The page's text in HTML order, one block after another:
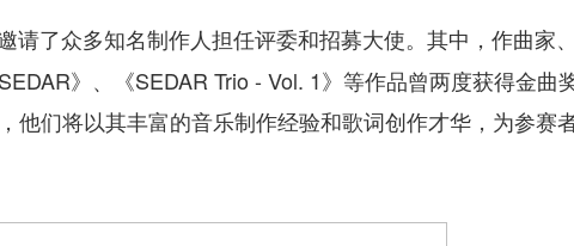
请了众多知名制作人担任评委和招募大使。其中，作曲家
》、《SEDAR Trio - Vol. 1》等作品曾两度获得金曲
他们将以其丰富的音乐制作经验和歌词创作才华，为参赛